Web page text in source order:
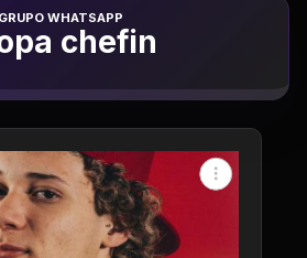
de Whatsapp
chefin